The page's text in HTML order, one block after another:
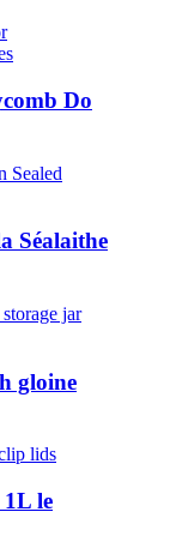
Do
Séalaithe
gloine
1L le